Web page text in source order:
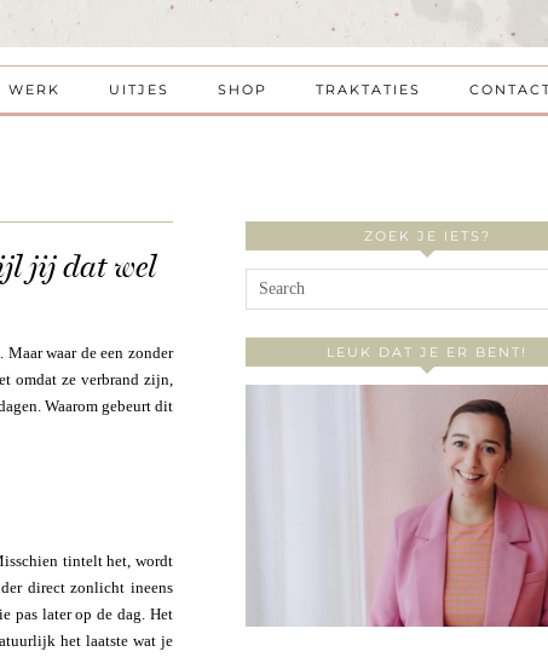
WERK UITJES SHOP TRAKTATIES
jij dat wel
waar de een zonder
omdat ze verbrand zijn,
Waarom gebeurt dit
tintelt het, wordt
direct zonlicht ineens
pas later op de dag. Het
het laatste wat je
ZOEK JE IETS?
LEUK DAT JE ER BENT!